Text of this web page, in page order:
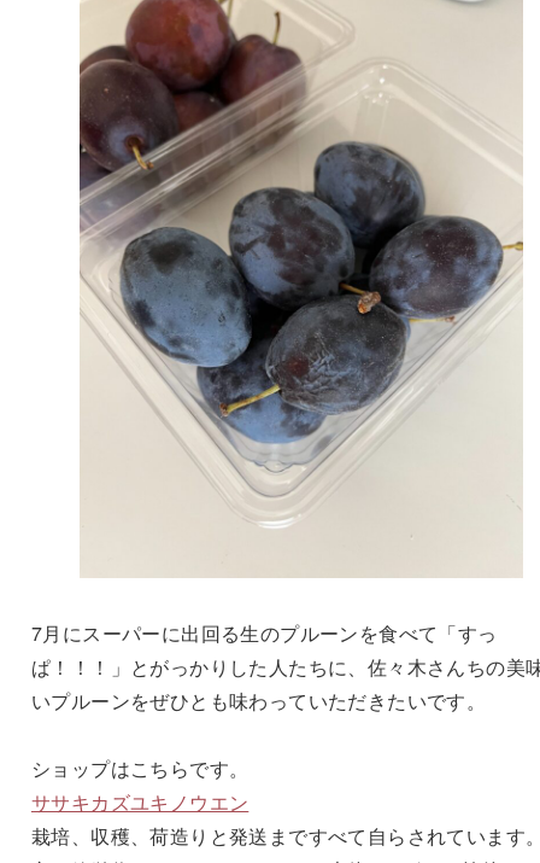
7月にスーパーに出回る生のプルーンを食べて「すっ
ぱ！！！」とがっかりした人たちに、佐々木さんちの美
いプルーンをぜひとも味わっていただきたいです。
ショップはこちらです。
ササキカズユキノウエン
栽培、収穫、荷造りと発送まですべて自らされています